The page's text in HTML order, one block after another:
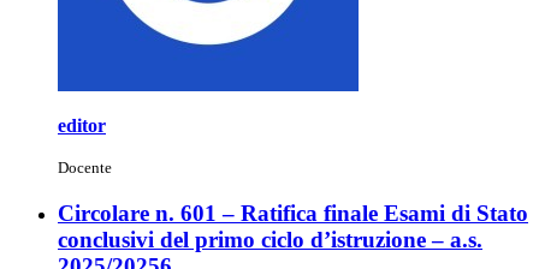
editor
Docente
Circolare n. 601 – Ratifica finale Esami di Stato
conclusivi del primo ciclo d’istruzione – a.s.